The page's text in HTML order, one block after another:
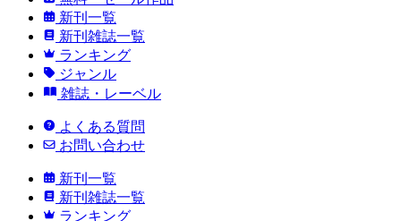
新刊一覧
新刊雑誌一覧
ランキング
ジャンル
雑誌・レーベル
よくある質問
お問い合わせ
新刊一覧
新刊雑誌一覧
ランキング